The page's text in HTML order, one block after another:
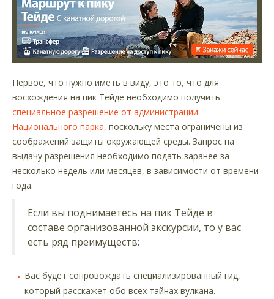
Первое, что нужно иметь в виду, это то, что для
восхождения на пик Тейде необходимо получить
специальное разрешение от администрации
Национального парка, поскольку места ограничены из
соображений защиты окружающей среды. Запрос на
выдачу разрешения необходимо подать заранее за
несколько недель или месяцев, в зависимости от времени
года.
Если вы поднимаетесь на пик Тейде в
составе организованной экскурсии, то у вас
есть ряд преимуществ:
Вас будет сопровождать специализированный гид,
который расскажет обо всех тайнах вулкана.